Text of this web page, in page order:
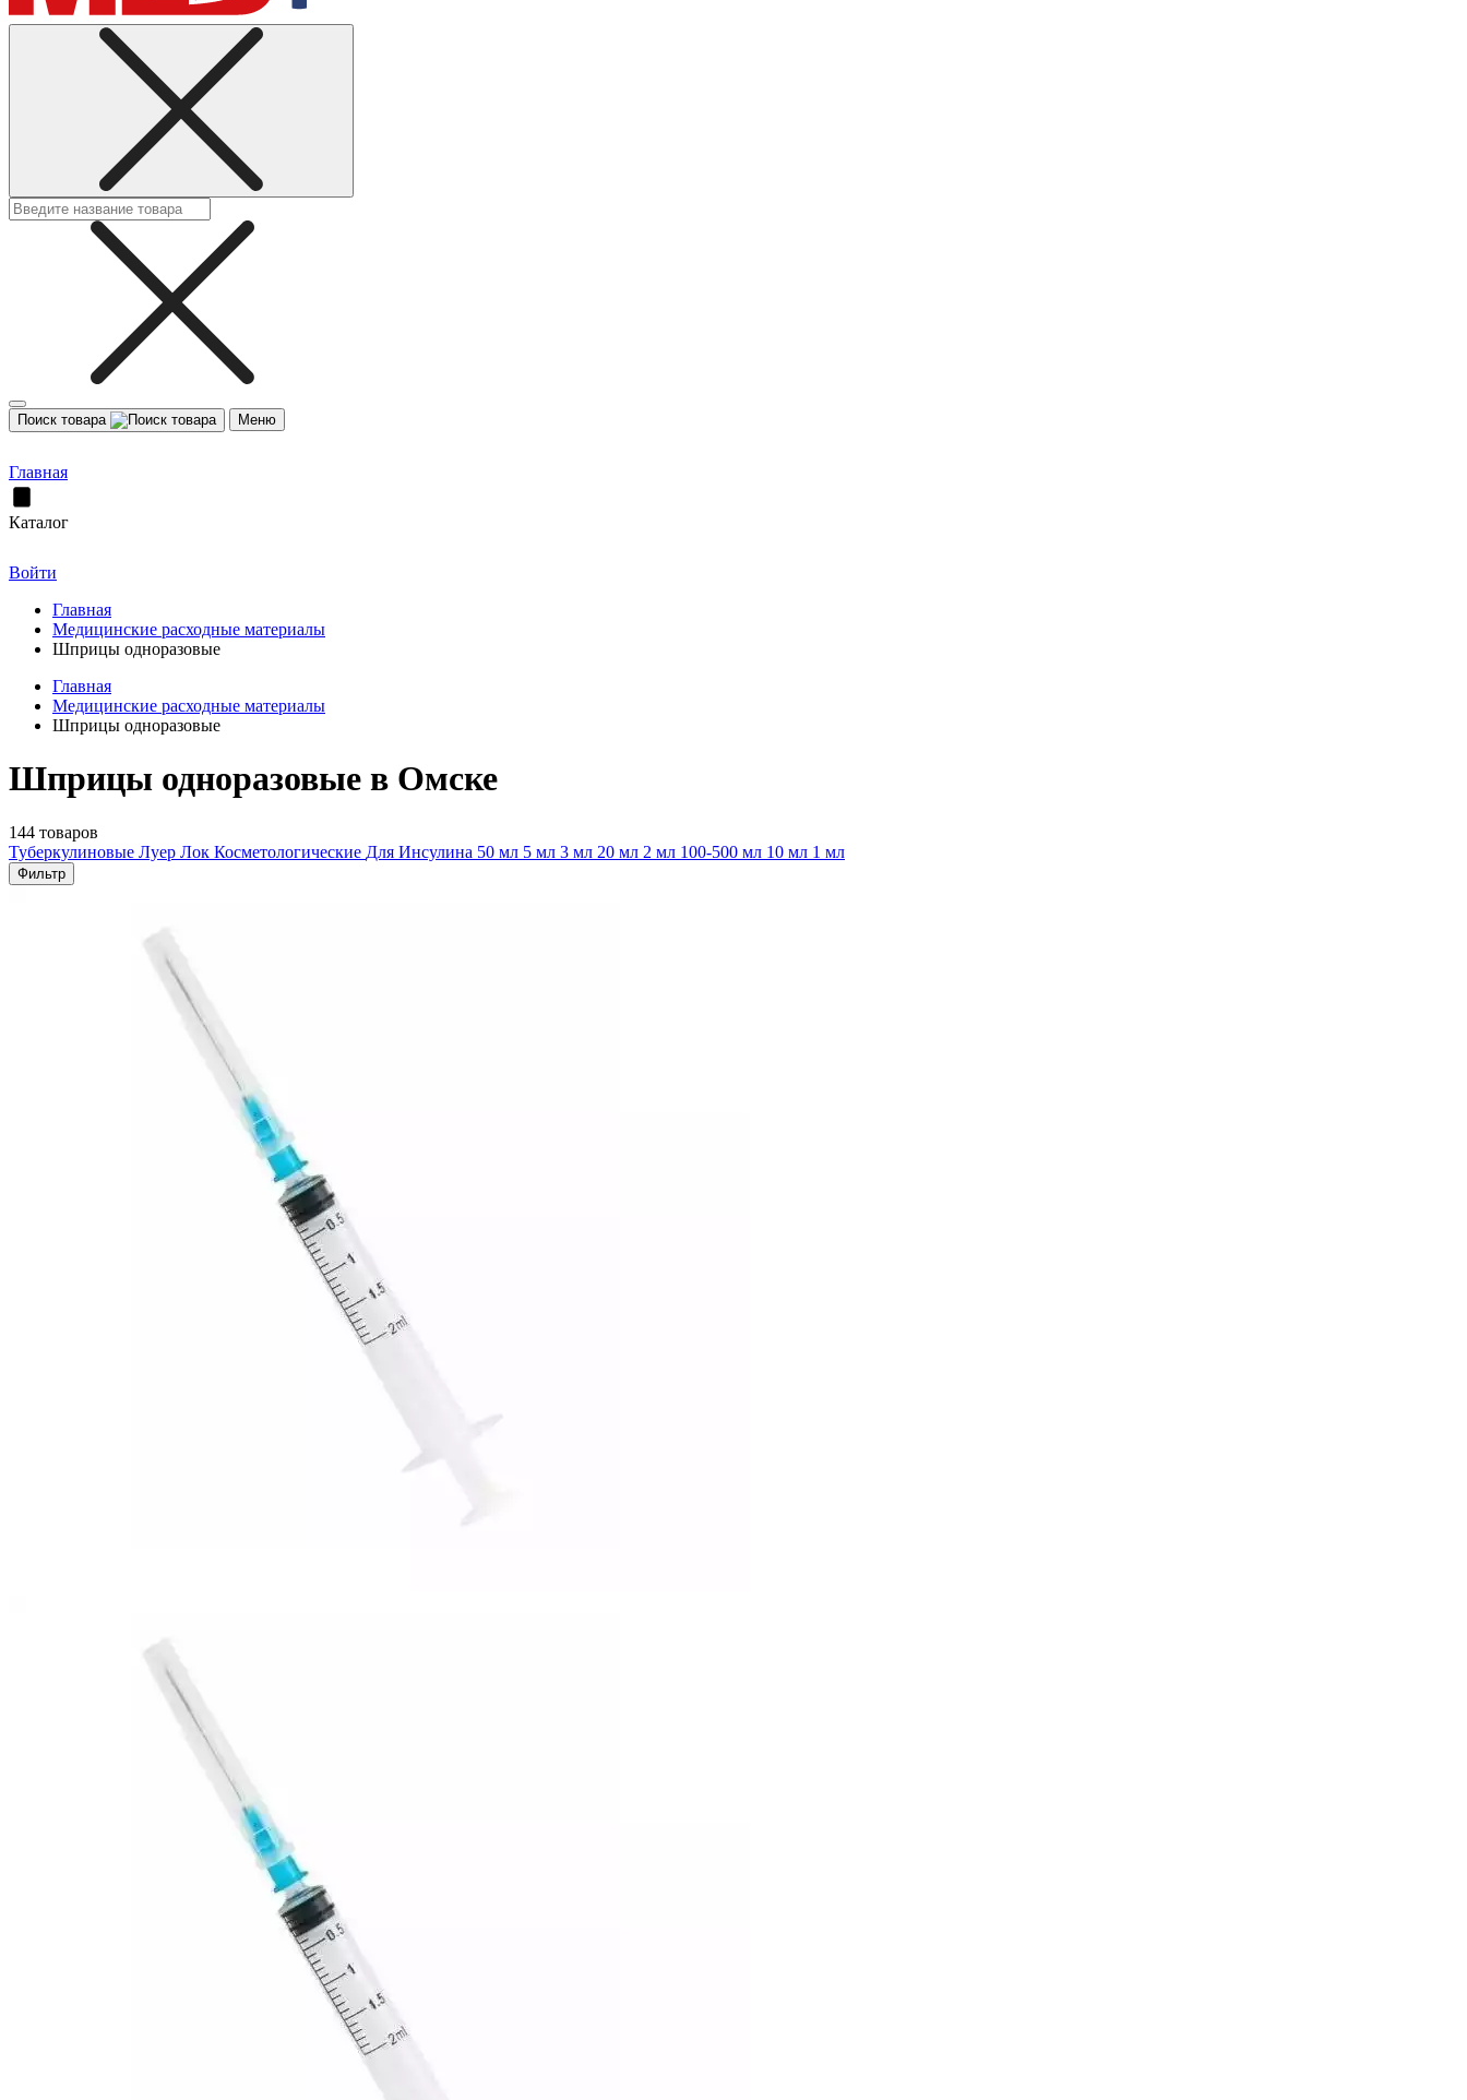
Поиск товара Меню
Главная
Каталог
Войти
Главная
Медицинские расходные материалы
Шприцы одноразовые
Главная
Медицинские расходные материалы
Шприцы одноразовые
Шприцы одноразовые в Омске
144 товаров
Туберкулиновые Луер Лок Косметологические Для Инсулина 50 мл 5 мл 3 мл 20 мл 2 мл 100-500 мл 10 мл 1 мл
Фильтр